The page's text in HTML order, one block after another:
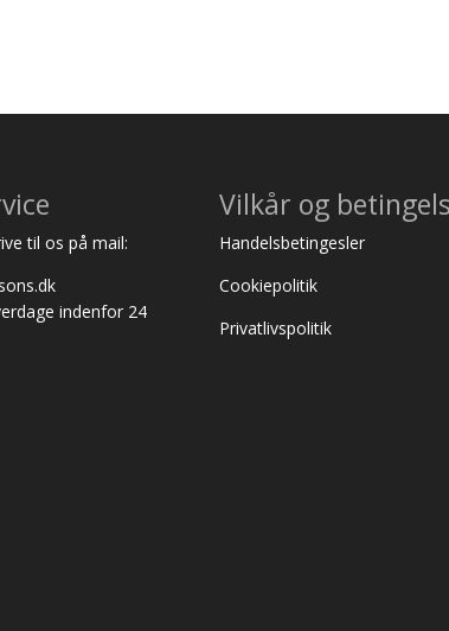
til os på mail:
indenfor 24
Vilkår og
Handelsbetingesler
Cookiepolitik
Privatlivspolitik